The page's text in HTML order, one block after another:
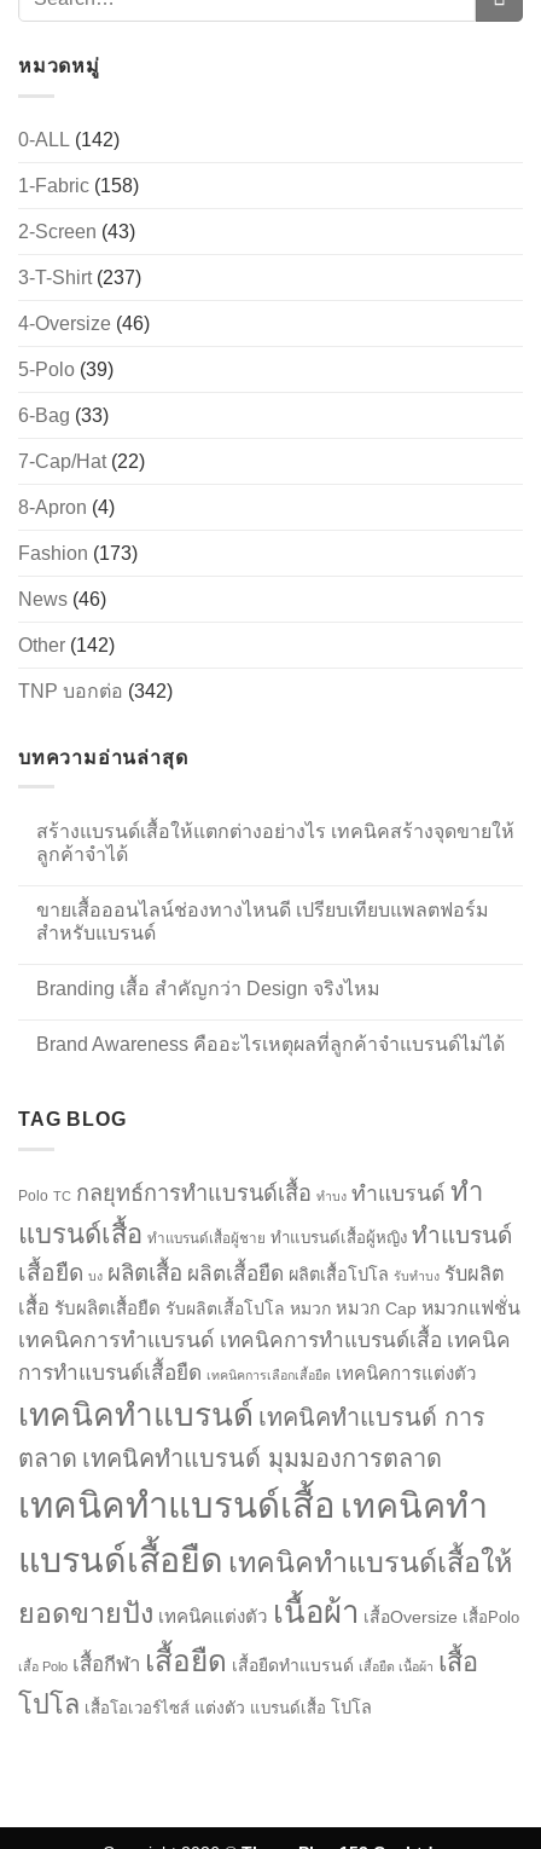
หมวดหมู่
0-ALL (142)
1-Fabric (158)
2-Screen (43)
3-T-Shirt(237)
4-Oversize (46)
5-Polo (39)
6-Bag (33)
7-Cap/Hat(22)
8-Apron (4)
Fashion (173)
News (46)
Other (142)
TNP บอกต่อ (342)
บทความอ่านล่าสุด
สร้างแบรนด์เสื้อให้แตกต่างอย่างไร เทคนิคสร้างจุดขายให้
ลูกค้าจำได้
ขายเสื้อออนไลน์ช่องทางไหนดี เปรียบเทียบแพลตฟอร์ม
สำหรับแบรนด์
Branding เสื้อ สำคัญกว่า Design จริงไหม
Brand Awareness คืออะไรเหตุผลที่ลูกค้าจำแบรนด์ไม่ได้
TAG BLOG
Polo TC กลยุทธ์การทำแบรนด์เสื้อ ทำบง ทำแบรนด์ ทำ
แบรนด์เสื้อ ทำแบรนด์เสื้อผู้ชาย ทำแบรนด์เสื้อผู้หญิง ทำแบรนด์
เสื้อยืด บง ผลิตเสื้อ ผลิตเสื้อยืด ผลิตเสื้อโปโล รับทำบง รับผลิต
เสื้อ รับผลิตเสื้อยืด รับผลิตเสื้อโปโล หมวก หมวก Cap หมวกแฟชั่น
เทคนิคการทำแบรนด์ เทคนิคการทำแบรนด์เสื้อ เทคนิค
การทำแบรนด์เสื้อยืด เทคนิคการเลือกเสื้อยืด เทคนิคการแต่งตัว
เทคนิคทำแบรนด์ เทคนิคทำแบรนด์ การ
ตลาด เทคนิคทำแบรนด์ มุมมองการตลาด
เทคนิคทำแบรนด์เสื้อ เทคนิคทำ
แบรนด์เสื้อยืด เทคนิคทำแบรนด์เสื้อให้
ยอดขายปัง เทคนิคแต่งตัว เนื้อผ้า เสื้อOversize เสื้อPolo
เสื้อ Polo เสื้อกีฬา เสื้อยืด เสื้อยืดทำแบรนด์ เสื้อยืด เนื้อผ้า เสื้อ
โปโล เสื้อโอเวอร์ไซส์ แต่งตัว แบรนด์เสื้อ โปโล